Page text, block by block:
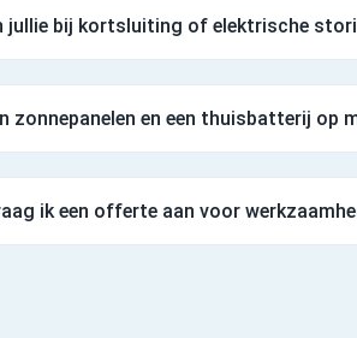
jullie bij kortsluiting of elektrische
zonnepanelen en een thuisbatterij op
ik een offerte aan voor